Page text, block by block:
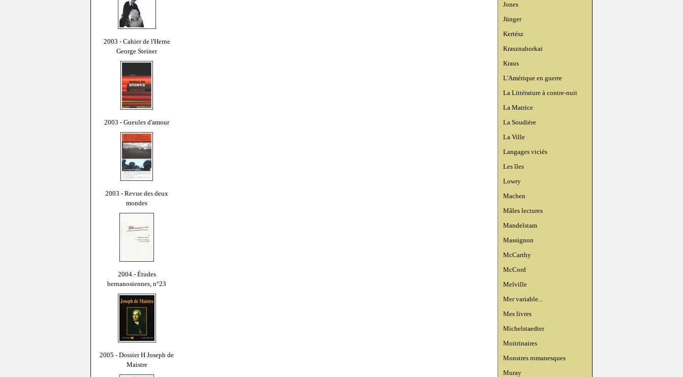
2003 - Cahier de l'Herne
George Steiner
2003 - Gueules d'amour
2003 - Revue des deux
mondes
2004 - Études
bernanosiennes, n°23
2005 - Dossier H Joseph de
Maistre
Jones
Jünger
Kertész
Krasznahorkai
Kraus
L'Amérique en guerre
La Littérature à contre-nuit
La Matrice
La Soudière
La Ville
Langages viciés
Les îles
Lowry
Machen
Mâles lectures
Mandelstam
Massignon
McCarthy
McCord
Melville
Mer variable...
Mes livres
Michelstaedter
Moitrinaires
Monstres romanesques
Muray